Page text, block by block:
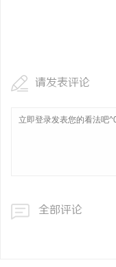
请发表评论
全部评论